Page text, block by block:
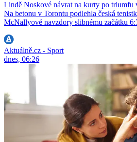
Lindě Noskové návrat na kurty po triumfu
Na betonu v Torontu podlehla česká
McNallyové navzdory slibnému začátku
Aktuálně.cz - Sport
dnes, 06:26